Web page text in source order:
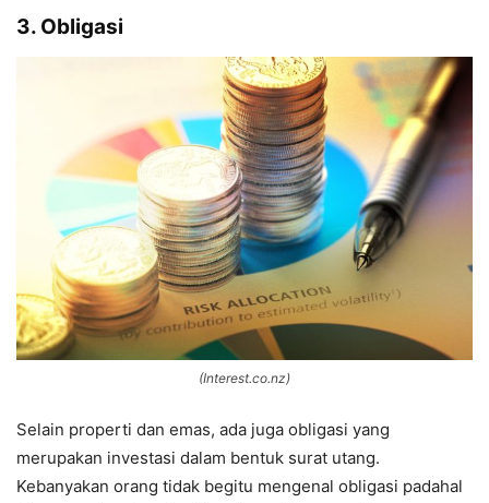
3. Obligasi
(Interest.co.nz)
Selain properti dan emas, ada juga obligasi yang
merupakan investasi dalam bentuk surat utang.
Kebanyakan orang tidak begitu mengenal obligasi padahal